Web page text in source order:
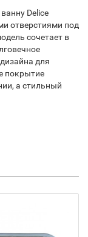
Delice
отверстиями под
сочетает в
для
покрытие
а стильный